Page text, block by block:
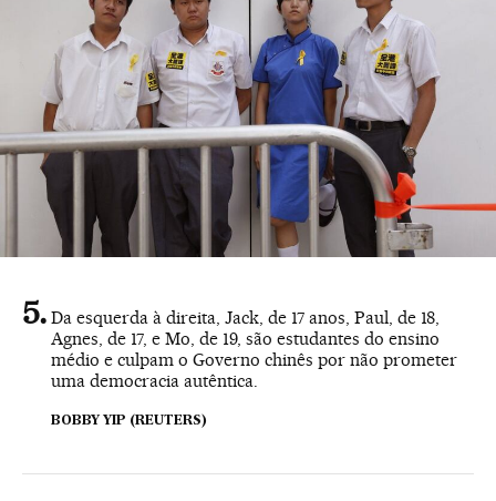
Da esquerda à direita, Jack, de 17 anos, Paul, de 18,
Agnes, de 17, e Mo, de 19, são estudantes do ensino
médio e culpam o Governo chinês por não prometer
uma democracia autêntica.
BOBBY YIP (REUTERS)